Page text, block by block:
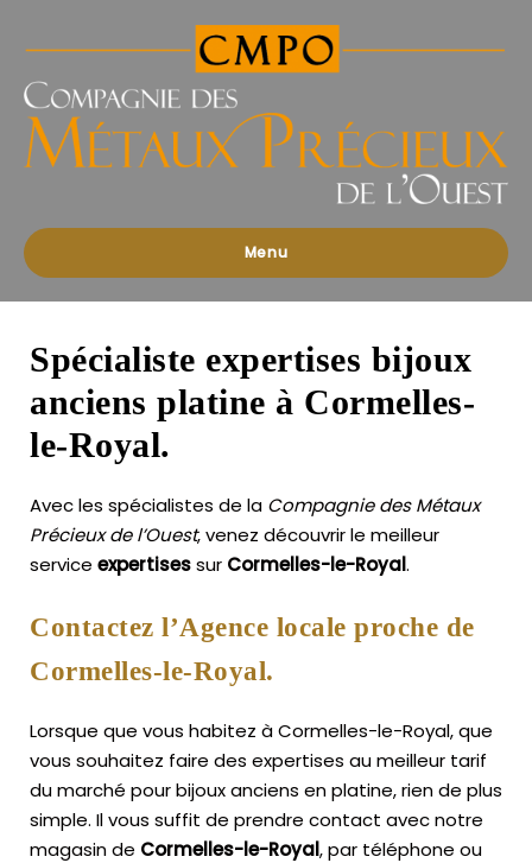
des
Précieux
l'Ouest
Menu
Spécialiste expertises bijoux
anciens platine à Cormelles-
le-Royal.
Avec les spécialistes de la Compagnie des Métaux
Précieux de l’Ouest, venez découvrir le meilleur
service expertisessur Cormelles-le-Royal.
Contactez l’Agence locale proche de
Cormelles-le-Royal.
Lorsque que vous habitez à Cormelles-le-Royal, que
vous souhaitez faire des expertises au meilleur tarif
du marché pour bijoux anciens en platine, rien de plus
simple. Il vous suffit de prendre contact avec notre
magasin de Cormelles-le-Royal, par téléphone ou